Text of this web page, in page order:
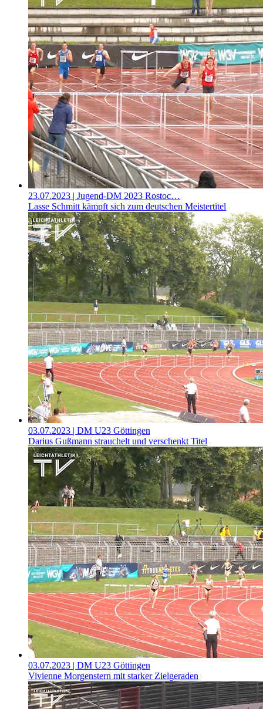
23.07.2023 | Jugend-DM 2023 Rostoc…
Lasse Schmitt kämpft sich zum deutschen Meistertitel
03.07.2023 | DM U23 Göttingen
Darius Gußmann strauchelt und verschenkt Titel
03.07.2023 | DM U23 Göttingen
Vivienne Morgenstern mit starker Zielgeraden